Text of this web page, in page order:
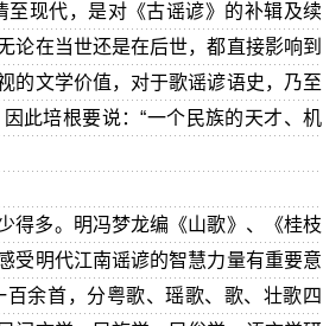
至现代，是对《古谣谚》的补辑及续
论在当世还是在后世，都直接影响到
的文学价值，对于歌谣谚语史，乃至
此培根要说：“一个民族的天才、机
得多。明冯梦龙编《山歌》、《桂枝
受明代江南谣谚的智慧力量有重要意
余首，分粤歌、瑶歌、歌、壮歌四